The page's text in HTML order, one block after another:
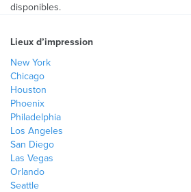
disponibles.
Lieux d’impression
New York
Chicago
Houston
Phoenix
Philadelphia
Los Angeles
San Diego
Las Vegas
Orlando
Seattle